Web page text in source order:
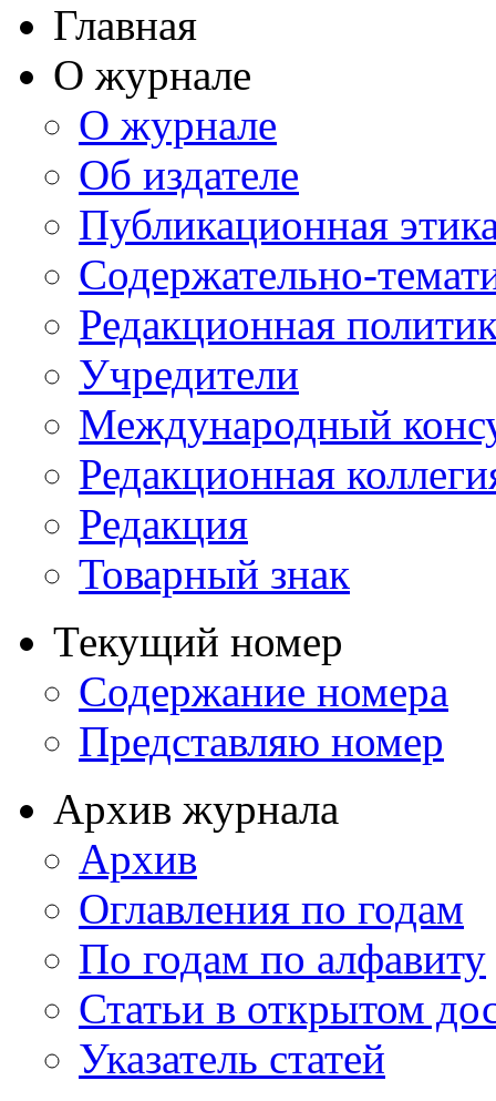
Главная
О журнале
О журнале
Об издателе
Публикационная
Содержательно-
Редакционная
Учредители
Международный
Редакционная
Редакция
Товарный знак
Текущий номер
Содержание номера
Представляю номер
Архив журнала
Архив
Оглавления по годам
По годам по алфавиту
Статьи в открытом
Указатель статей